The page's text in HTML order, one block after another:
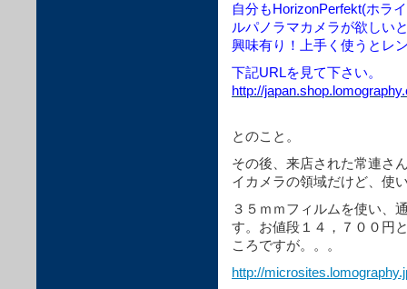
自分もHorizonPerfekt(ホラ
ルパノラマカメラが欲しい
興味有り！上手く使うとレ
下記URLを見て下さい。
http://
とのこと。
その後、来店された常連さ
イカメラの領域だけど、使
３５ｍｍフィルムを使い、
す。お値段１４，７００円
ころですが。。。
http://